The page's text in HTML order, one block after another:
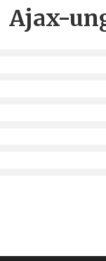
Ajax-